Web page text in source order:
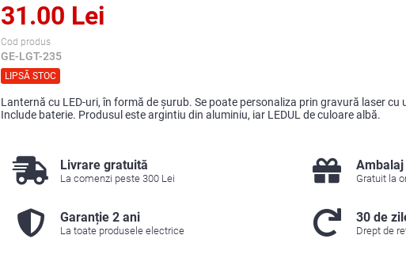
31.00 Lei
Cod produs
GE-LGT-235
LIPSĂ STOC
Lanternă cu LED-uri, în formă de şurub. Se poate personaliza prin gravură laser cu
Include baterie. Produsul este argintiu din aluminiu, iar LEDUL de culoare albă.
Livrare gratuită
La comenzi peste 300 Lei Gratuit la
Garanție 2 ani
La toate produsele electrice
30 de
Drept de